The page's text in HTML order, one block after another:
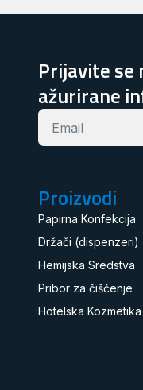
Prijavite se
ažurirane
Proizvodi
Papirna Konfekcija
Držači (dispenzeri)
Hemijska Sredstva
Pribor za čišćenje
Hotelska Kozmetika